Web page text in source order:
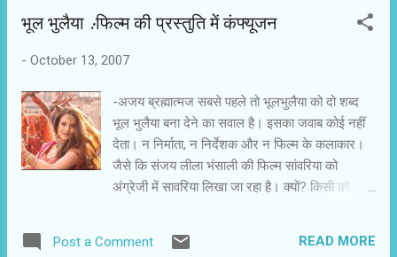
में फंस जाती है। बाद में जब उसके बारे में पता चलता है तो
कर उसकी इज्जत करने लगते हैं। मेलोड्रामा, भावनाओं के
को यह फिल्म पसंद आएगी, क्योंकि कई दृश्यों में रुमाल
निकालने की जरूरत पड़ जाएगी। बड़की-छुटकी का
बहनापा और गरीबी में पिसती मां से उनके संबंध को ऐसी
संवेदना के साथ फिल्मों में कम दिखाया गया है। फिल्म में
दिक्कत तब शुरू होती है, जब यह मेलोड्रामा हद से ज्यादा हो
भूल भुलैया :फिल्म की प्रस्तुति में कंफ्यूजन
- October 13, 2007
-अजय ब्रह्मात्मज सबसे पहले तो भूलभुलैया को दो शब्द
भूल भुलैया बना देने का सवाल है। इसका जवाब कोई नहीं
देता। न निर्माता, न निर्देशक और न फिल्म के कलाकार।
जैसे कि संजय लीला भंसाली की फिल्म सांवरिया को
अंग्रेजी में सावरिया लिखा जा रहा है। क्यों? किसी को नहीं
इंप्रेशन बनता है कि हम कॉमेडी फिल्म देखने आए हैं।
Post a Comment READ MORE